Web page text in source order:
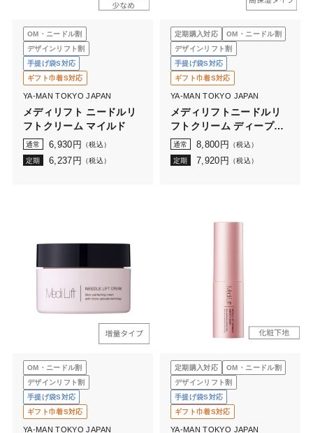
OM・ニードル割
デザインリフト割
手提げ袋S対応
ギフト巾着S対応
YA-MAN TOKYO JAPAN
メディリフト ニードルリ
フトクリーム マイルド
通常 6,930 円 （税込）
定期 6,237 円 （税込）
定期購入対応
OM・ニードル割
デザインリフト割
手提げ袋S対応
ギフト巾着S対応
YA-MAN TOKYO JAPAN
メディリフトニードルリ
フトクリーム ディープモ
イスト
通常 8,800 円 （税込）
定期 7,920 円 （税込）
OM・ニードル割
デザインリフト割
手提げ袋S対応
ギフト巾着S対応
YA-MAN TOKYO JAPAN
定期購入対応
OM・ニードル割
デザインリフト割
手提げ袋S対応
ギフト巾着S対応
YA-MAN TOKYO JAPAN